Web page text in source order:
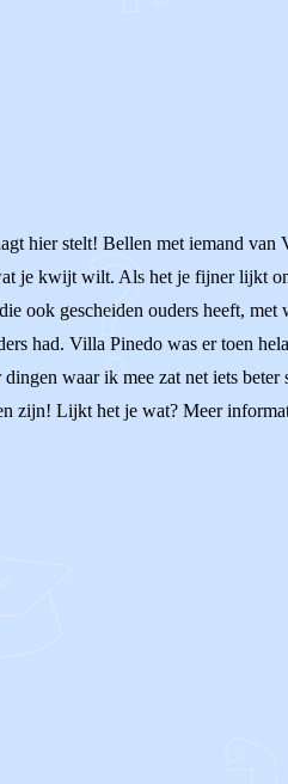
hier stelt! Bellen met iemand
je kwijt wilt. Als het je fijner lijkt
ook gescheiden ouders heeft,
had. Villa Pinedo was er toen
waar ik mee zat net iets
zijn! Lijkt het je wat? Meer